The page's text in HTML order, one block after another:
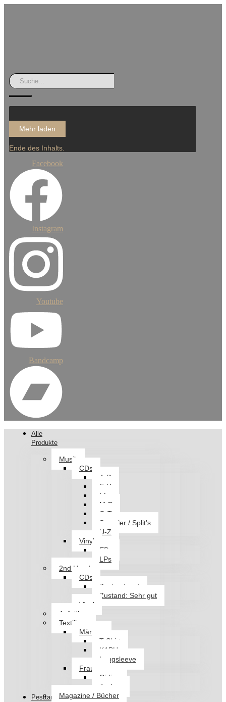
Mehr laden
Ende des Inhalts.
Facebook
Instagram
Youtube
Bandcamp
Alle
Produkte
Musik
CDs
A-D
E-H
I-L
M-P
Q-T
Sampler / Split’s
U-Z
Vinyl
EPs
LPs
2nd Hand
CDs
Zustand: gut
Zustand: Sehr gut
Vinyl
Aufnäher
Textilien
Männer
T-Shirt
KAPU
Longsleeve
Frauen
Girlies
Jacken
Magazine / Bücher
Pesttanz